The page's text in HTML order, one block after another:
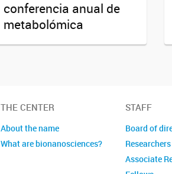
conferencia anual de
metabolómica
THE CENTER
About the name
What are bionanosciences?
STAFF
Board of
Researchers
Associate